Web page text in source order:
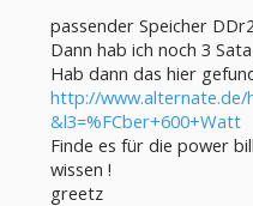
passender Speicher
Dann hab ich noch 3
Hab dann das hier
http://www.alternate.de/
&l3=%FCber+600+Watt
Finde es für die power
wissen !
greetz